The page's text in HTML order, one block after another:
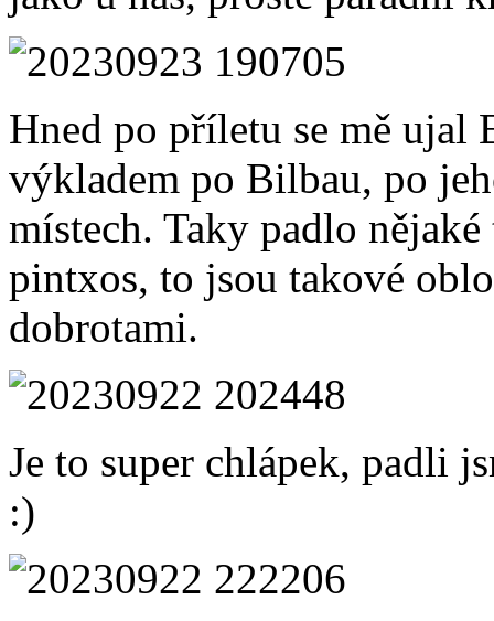
Hned po příletu se mě ujal
výkladem po Bilbau, po
místech. Taky padlo
pintxos, to jsou takové
dobrotami.
Je to super chlápek, padli
:)